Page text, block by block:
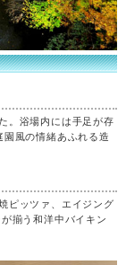
。浴場内には手足が存
風の情緒あふれる造
ピッツァ、エイジング
揃う和洋中バイキン